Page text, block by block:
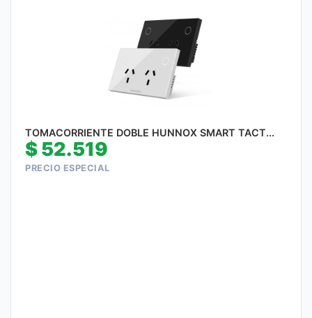
TOMACORRIENTE DOBLE HUNNOX SMART TACT...
$52.519
PRECIO ESPECIAL